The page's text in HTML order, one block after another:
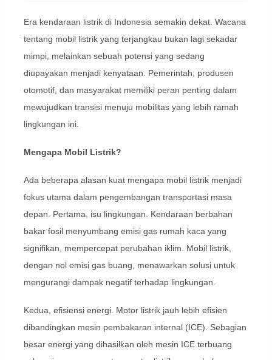
Era kendaraan listrik di Indonesia semakin dekat. Wacana
tentang mobil listrik yang terjangkau bukan lagi sekadar
mimpi, melainkan sebuah potensi yang sedang
diupayakan menjadi kenyataan. Pemerintah, produsen
otomotif, dan masyarakat memiliki peran penting dalam
mewujudkan transisi menuju mobilitas yang lebih ramah
lingkungan ini.
Mengapa Mobil Listrik?
Ada beberapa alasan kuat mengapa mobil listrik menjadi
fokus utama dalam pengembangan transportasi masa
depan. Pertama, isu lingkungan. Kendaraan berbahan
bakar fosil menyumbang emisi gas rumah kaca yang
signifikan, mempercepat perubahan iklim. Mobil listrik,
dengan nol emisi gas buang, menawarkan solusi untuk
mengurangi dampak negatif terhadap lingkungan.
Kedua, efisiensi energi. Motor listrik jauh lebih efisien
dibandingkan mesin pembakaran internal (ICE). Sebagian
besar energi yang dihasilkan oleh mesin ICE terbuang